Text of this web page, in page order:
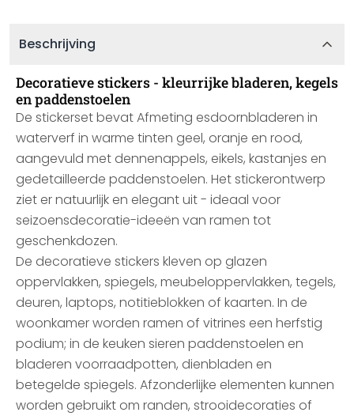
Beschrijving
Decoratieve stickers - kleurrijke bladeren, kegels
en paddenstoelen
De stickerset bevat Afmeting esdoornbladeren in
waterverf in warme tinten geel, oranje en rood,
aangevuld met dennenappels, eikels, kastanjes en
gedetailleerde paddenstoelen. Het stickerontwerp
ziet er natuurlijk en elegant uit - ideaal voor
seizoensdecoratie-ideeën van ramen tot
geschenkdozen.
De decoratieve stickers kleven op glazen
oppervlakken, spiegels, meubeloppervlakken, tegels,
deuren, laptops, notitieblokken of kaarten. In de
woonkamer worden ramen of vitrines een herfstig
podium; in de keuken sieren paddenstoelen en
bladeren voorraadpotten, dienbladen en
betegelde spiegels. Afzonderlijke elementen kunnen
worden gebruikt om randen, strooidecoraties of